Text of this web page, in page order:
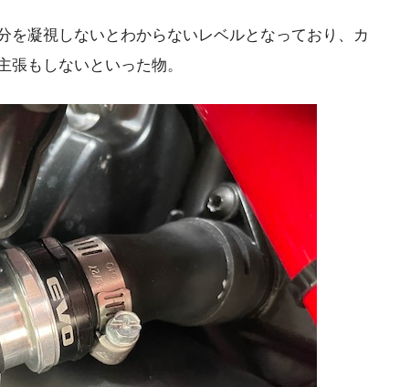
を凝視しないとわからないレベルとなっており、カ
張もしないといった物。